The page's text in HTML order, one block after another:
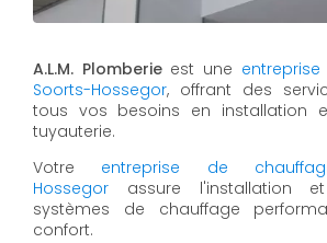
A.L.M. Plomberieest une
Soorts-Hossegor, offrant des
tous vos besoins en installation
tuyauterie.
Votre entreprise de
Hossegor assure l'installation
systèmes de chauffage
confort.